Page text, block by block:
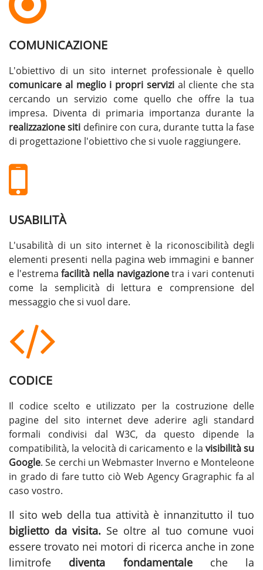
COMUNICAZIONE
L'obiettivo di un sito internet professionale è quello
comunicare al meglio i propri servizial cliente che sta
cercando un servizio come quello che offre la tua
impresa. Diventa di primaria importanza durante la
realizzazione siti definire con cura, durante tutta la fase
di progettazione l'obiettivo che si vuole raggiungere.
USABILITÀ
L'usabilità di un sito internet è la riconoscibilità degli
elementi presenti nella pagina web immagini e banner
e l'estremafacilità nella navigazionetra i vari contenuti
come la semplicità di lettura e comprensione del
messaggio che si vuol dare.
CODICE
Il codice scelto e utilizzato per la costruzione delle
pagine del sito internet deve aderire agli standard
formali condivisi dal W3C, da questo dipende la
compatibilità, la velocità di caricamento e la visibilità su
Google. Se cerchi unWebmaster Inverno e Monteleone
in grado di fare tutto ciò Web Agency Gragraphic fa al
caso vostro.
Il sito web della tua attività è innanzitutto il tuo
biglietto da visita. Se oltre al tuo comune vuoi
essere trovato nei motori di ricerca anche in zone
limitrofe diventa fondamentaleche la